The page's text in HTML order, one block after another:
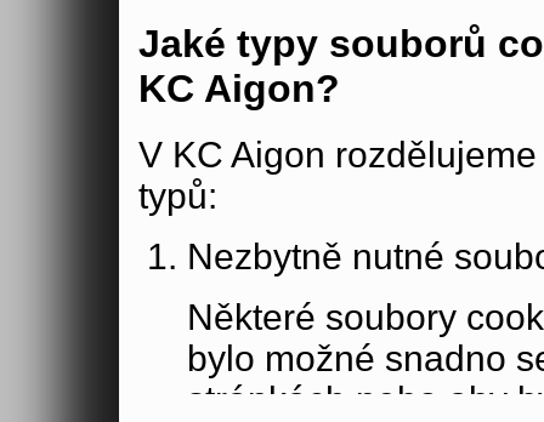
Jaké typy souborů
KC Aigon?
V KC Aigon
typů:
Nezbytně nutné
Některé soubory
bylo možné snadno
stránkách nebo aby